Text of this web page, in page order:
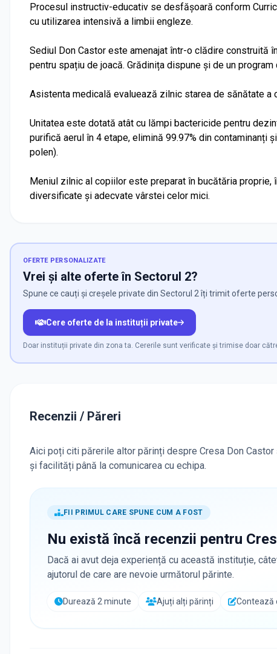
Procesul instructiv-educativ se desfășoară conform
cu utilizarea intensivă a limbii engleze.
Sediul Don Castor este amenajat într-o clădire construită
pentru spațiu de joacă. Grădinița dispune și de un program
Asistenta medicală evaluează zilnic starea de sănătate
Unitatea este dotată atât cu lămpi bactericide pentru
purifică aerul în 4 etape, elimină 99.97% din contaminanți
polen).
Meniul zilnic al copiilor este preparat în bucătăria
diversificate şi adecvate vârstei celor mici.
OFERTE PERSONALIZATE
Vrei și alte oferte în Sectorul 2?
Spune ce cauți și creșele private din Sectorul 2 îți trimit oferte
Cere oferte de la instituții private
Doar instituții private din zona ta. Cererile sunt verificate și trimise doar
Recenzii / Păreri
Aici poți citi părerile altor părinți despre Cresa Don
și facilități până la comunicarea cu echipa.
FII PRIMUL CARE SPUNE CUM A FOST
Nu există încă recenzii pentru
Dacă ai avut deja experiență cu această instituție,
ajutorul de care are nevoie următorul părinte.
Durează 2 minute Ajuți alți părinți Contează